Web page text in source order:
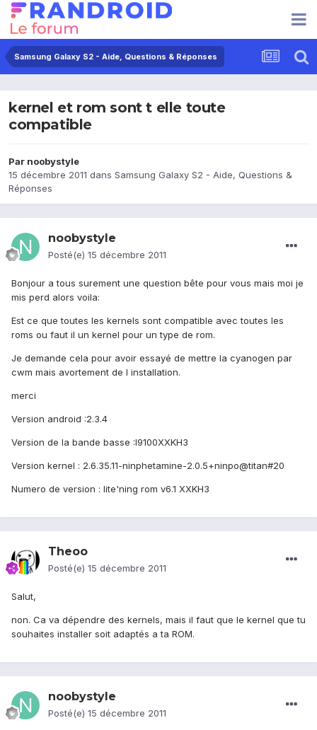
Samsung Galaxy S2 - Aide, Questions & Réponses
kernel et rom sont t elle toute
compatible
Par noobystyle
15 décembre 2011 dans Samsung Galaxy S2 - Aide, Questions &
Réponses
noobystyle
Posté(e) 15 décembre 2011
Bonjour a tous surement une question bête pour vous mais moi je
mis perd alors voila:
Est ce que toutes les kernels sont compatible avec toutes les
roms ou faut il un kernel pour un type de rom.
Je demande cela pour avoir essayé de mettre la cyanogen par
cwm mais avortement de l installation.
merci
Version android :2.3.4
Version de la bande basse :I9100XXKH3
Version kernel : 2.6.35.11-ninphetamine-2.0.5+ninpo@titan#20
Numero de version : lite'ning rom v6.1 XXKH3
Theoo
Posté(e) 15 décembre 2011
Salut,
non. Ca va dépendre des kernels, mais il faut que le kernel que tu
souhaites installer soit adaptés a ta ROM.
noobystyle
Posté(e) 15 décembre 2011